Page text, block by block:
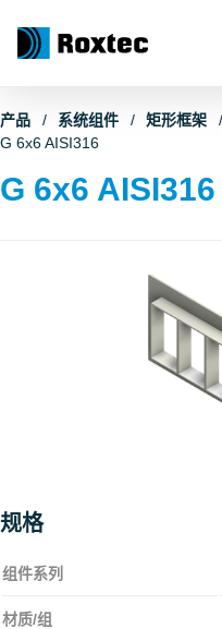
产品 系统组件 矩形框架
G 6x6 AISI316
G 6x6 AISI316
规格
组件系列
材质/组